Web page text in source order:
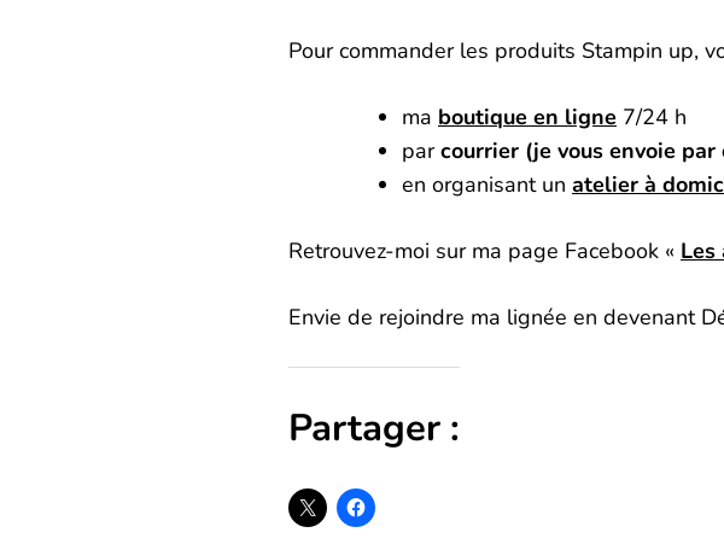
Pour commander les produits Stampin up,
ma boutique en ligne 7/24 h
parcourrier (je vous envoie par
en organisant un atelier à
Retrouvez-moi sur ma page Facebook « Les
Envie de rejoindre ma lignée en devenant
Partager :